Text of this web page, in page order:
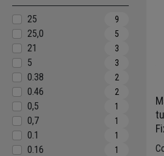
25 9
25,0 5
21 3
5 3
0.38 2
0.46 2
0,5 1
0,7 1
0.1 1
0.16 1